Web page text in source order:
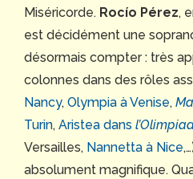
Miséricorde. Rocío Pérez,
est décidément une
désormais compter : très
colonnes dans des rôles
Nancy, Olympia à Venise,
Turin, Aristea dans
Versailles, Nannetta à Nice
absolument magnifique.